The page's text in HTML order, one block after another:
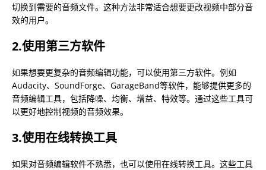
切换到需要的音频文件。这种方法非常适合想要更改视频中部分音
效的用户。
2.使用第三方软件
如果想要更复杂的音频编辑功能，可以使用第三方软件。例如
Audacity、SoundForge、GarageBand等软件，能够提供更多的
音频编辑工具，包括降噪、均衡、增益、特效等。通过这些工具可
以更好地控制视频的音频效果。
3.使用在线转换工具
如果对音频编辑软件不熟悉，也可以使用在线转换工具。这些工具